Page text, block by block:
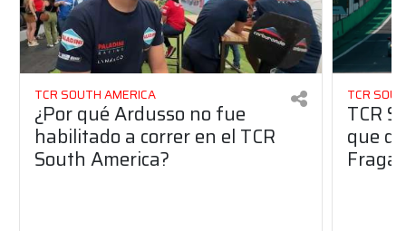
TCR SOUTH AMERICA
¿Por qué Ardusso no fue
habilitado a correr en el TCR
South America?
TCR
TCR
que
Fraga